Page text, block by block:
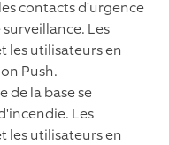
contacts d'urgence
Les
les utilisateurs en
Push.
de la base se
Les
les utilisateurs en